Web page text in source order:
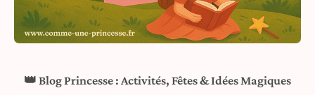
👑 Blog Princesse : Activités, Fêtes & Idées Magiques